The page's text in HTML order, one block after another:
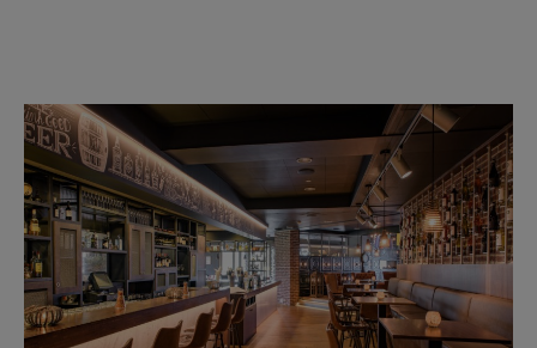
Ton und den Industrial Stil ein einladendes
Gefühl. Beweisen Sie Geschmack und
präsentieren Sie Ihren Gästen den neuen
Hingucker an Ihrem Tresen!